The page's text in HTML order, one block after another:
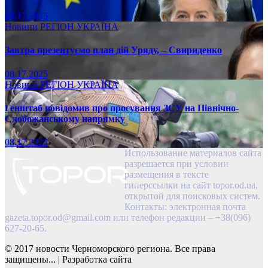
08.17.2025
Новини РЕГІОН УКРАЇНА
Завтра презентуємо план дій Уряду, – Свириденко
08.17.2025
НовиниРЕГІОНУКРАЇНА
Генштаб повідомив про просування ЗСУ на Північно-
Слобожанському напрямку
08.17.2025
Использование материалов сайта
разрешается при условии
размещения в тексте
гиперссылки на сайт topor.od.ua,
открытой для поисковых систем.
Контакты: электронная почта
gazeta.topor.od@gmail.com или телефон редакции – +38(096)
627-20-65.
© 2017 новости Черноморского региона. Все права
защищены... | Разработка сайта